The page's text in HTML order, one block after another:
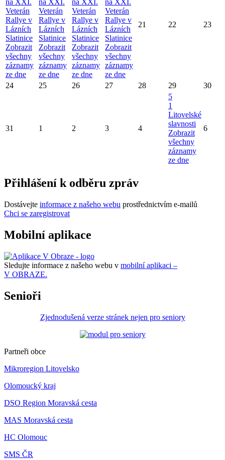
na XXI.
Veterán
Rallye v
Lázních
Slatinice
Zobrazit
všechny
záznamy
ze dne
na XXI.
Veterán
Rallye v
Lázních
Slatinice
Zobrazit
všechny
záznamy
ze dne
na XXI.
Veterán
Rallye v
Lázních
Slatinice
Zobrazit
všechny
záznamy
ze dne
na XXI.
Veterán
Rallye v
Lázních
Slatinice
Zobrazit
všechny
záznamy
ze dne
21 22 23
24 25 26 27 28 29 30
31 1 2 3 4
5
1
Litovelské
slavnosti
Zobrazit
všechny
záznamy
ze dne
6
Přihlášení k odběru zpráv
Dostávejte informace z našeho webu prostřednictvím e-mailů
Chci se zaregistrovat
Mobilní aplikace
Sledujte informace z našeho webu v mobilní aplikaci –
V OBRAZE.
Senioři
Zjednodušená verze stránek nejen pro seniory
Partneři obce
Mikroregion Litovelsko
Olomoucký kraj
DSO Region Moravská cesta
MAS Moravská cesta
HC Olomouc
SMS ČR